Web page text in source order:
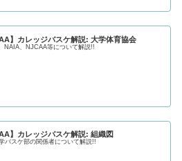
】カレッジバスケ解説: 大学体育協会
NAIA、NJCAA等について解説!!
】カレッジバスケ解説: 組織図
バスケ部の関係者について解説!!